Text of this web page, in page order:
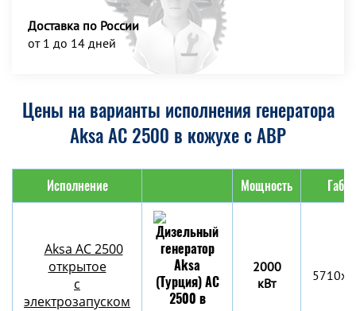
Доставка по России
от 1 до 14 дней
Цены на варианты исполнения генератора
Aksa AC 2500 в кожухе с АВР
Исполнение Мощность
Aksa AC 2500
открытое
с
электрозапуском
2000
кВт